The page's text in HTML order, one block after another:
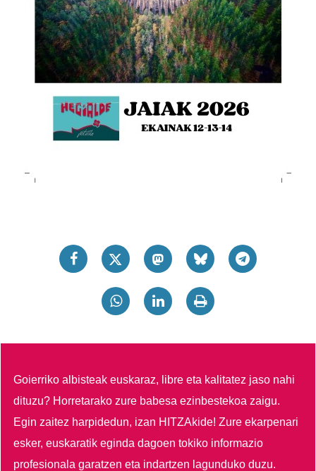
Goierriko albisteak euskaraz, libre eta kalitatez jaso nahi
dituzu? Horretarako zure babesa ezinbestekoa zaigu.
Egin zaitez harpidedun, izan HITZAkide!Zure ekarpenari
esker, euskaratik eginda dagoen tokiko informazio
profesionala garatzen eta indartzen lagunduko duzu.